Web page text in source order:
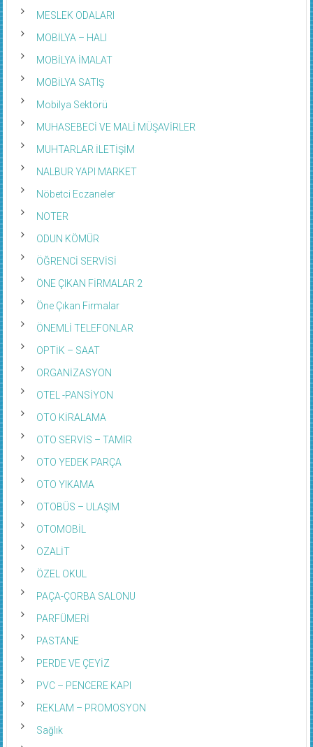
MESLEK ODALARI
MOBİLYA – HALI
MOBİLYA İMALAT
MOBİLYA SATIŞ
Mobilya Sektörü
MUHASEBECİ VE MALİ MÜŞAVİRLER
MUHTARLAR İLETİŞİM
NALBUR YAPI MARKET
Nöbetci Eczaneler
NOTER
ODUN KÖMÜR
ÖĞRENCİ SERVİSİ
ÖNE ÇIKAN FİRMALAR 2
Öne Çıkan Firmalar
ÖNEMLİ TELEFONLAR
OPTİK – SAAT
ORGANİZASYON
OTEL -PANSİYON
OTO KİRALAMA
OTO SERVİS – TAMİR
OTO YEDEK PARÇA
OTO YIKAMA
OTOBÜS – ULAŞIM
OTOMOBİL
OZALİT
ÖZEL OKUL
PAÇA-ÇORBA SALONU
PARFÜMERİ
PASTANE
PERDE VE ÇEYİZ
PVC – PENCERE KAPI
REKLAM – PROMOSYON
Sağlık